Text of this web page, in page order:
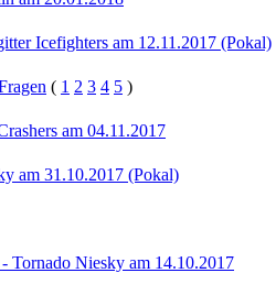
Icefighters am 12.11.2017 (Pokal)
( 1 2 3 4 5 )
am 04.11.2017
am 31.10.2017 (Pokal)
Tornado Niesky am 14.10.2017